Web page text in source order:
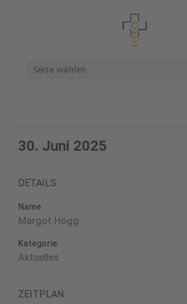
Seite wählen
30. Juni 2025
DETAILS
Name
Margot Högg
Kategorie
Aktuelles
ZEITPLAN